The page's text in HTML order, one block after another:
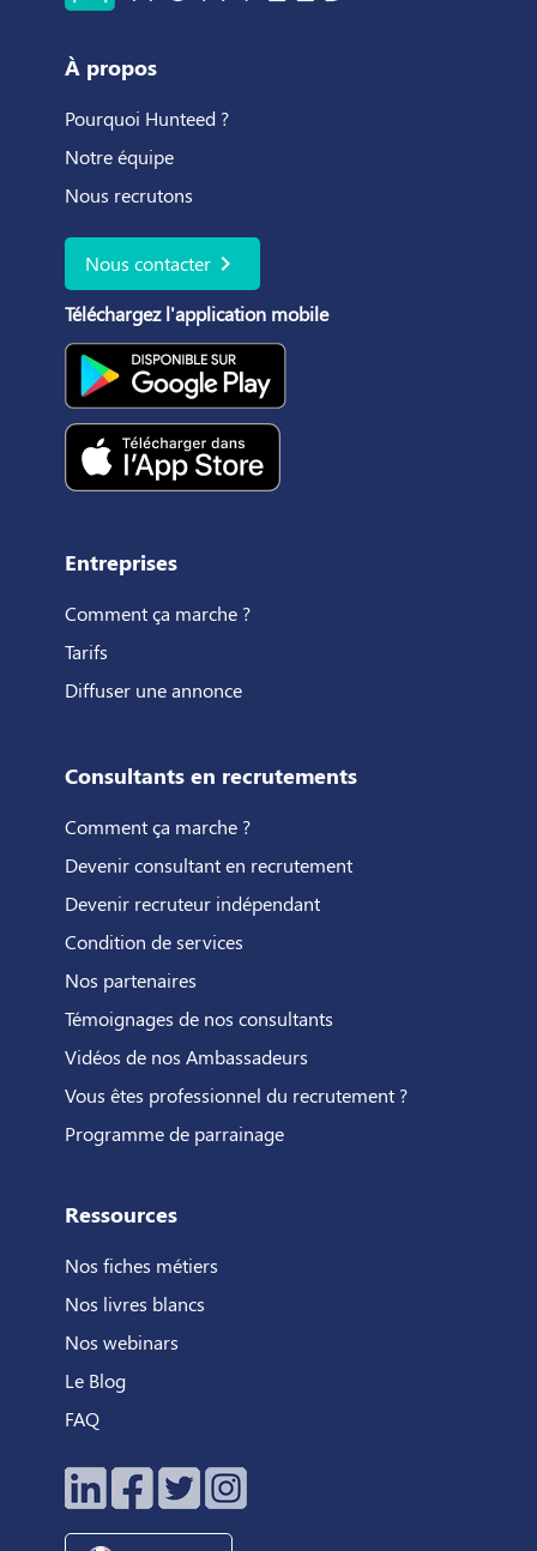
À propos
Pourquoi Hunteed ?
Notre équipe
Nous recrutons
Nous contacter chevron_right
Téléchargez l'application mobile
Entreprises
Comment ça marche ?
Tarifs
Diffuser une annonce
Consultants en recrutements
Comment ça marche ?
Devenir consultant en recrutement
Devenir recruteur indépendant
Condition de services
Nos partenaires
Témoignages de nos consultants
Vidéos de nos Ambassadeurs
Vous êtes professionnel du recrutement ?
Programme de parrainage
Ressources
Nos fiches métiers
Nos livres blancs
Nos webinars
Le Blog
FAQ